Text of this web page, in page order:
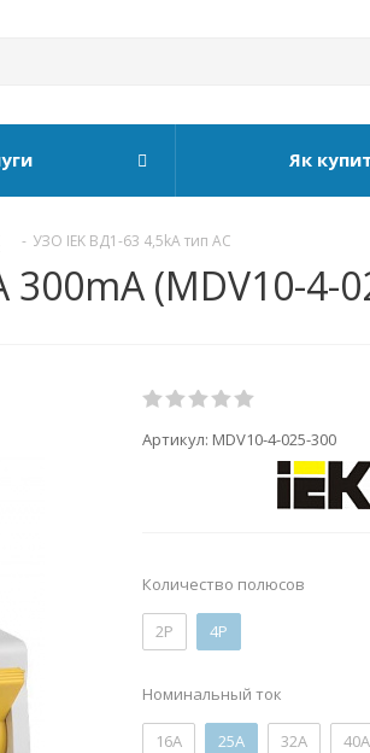
Як
- УЗО IEK ВД1-63 4,5kA тип АС
(MDV10-4-
Артикул: MDV10-4-025-300
Количество полюсов
2P 4P
Номинальный ток
16А 25А 32А 40А